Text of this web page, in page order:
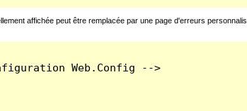
affichée peut être remplacée par une page d'erreurs
Web.Config -->